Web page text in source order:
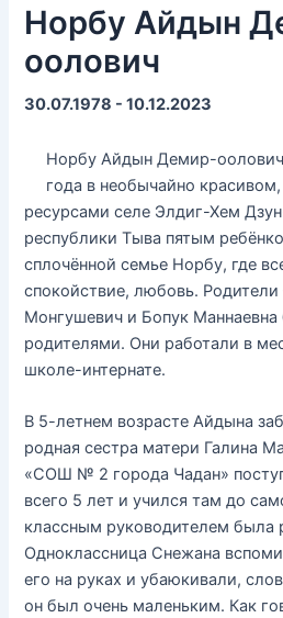
Норбу Айдын
оолович
30.07.1978 - 10.12.2023
Норбу Айдын Демир-
года в необычайно
ресурсами селе Элдиг-Хем
республики Тыва пятым
сплочённой семье Норбу, где
спокойствие, любовь.
Монгушевич и Бопук
родителями. Они работали в
школе-интернате.
В 5-летнем возрасте Айдына
родная сестра матери Галина
«СОШ № 2 города Чадан»
всего 5 лет и учился там до
классным руководителем была
Одноклассница Снежана
его на руках и убаюкивали,
он был очень маленьким. Как